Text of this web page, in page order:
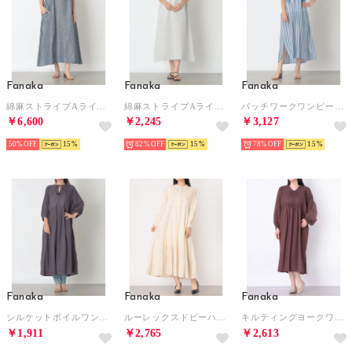
Fanaka
￥6,600
50% 15
Fanaka
￥2,245
82% 15
Fanaka
￥3,127
78% 15
Fanaka
シルケットボイルワンピース （チャコール）
￥1,911
Fanaka
ルーレックスドビーハンド刺繍ワンピース （ナチュラル）
￥2,765
Fanaka
キルティングヨークワンピース （ブラウン）
￥2,613